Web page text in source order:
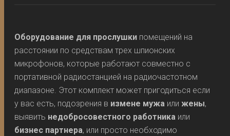
Оборудование для прослушки помещений на
расстоянии по средствам трех шпионских
микрофонов, которые работают совместно с
портативной радиостанцией на радиочастотном
диапазоне. Этот комплект может пригодиться если
у вас есть, подозрения в измене мужа или жены,
выявить недобросовестного работника или
бизнес партнера, или просто необходимо